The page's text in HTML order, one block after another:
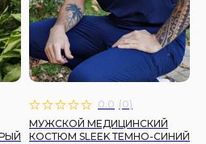
0.0 (0)
МУЖСКОЙ МЕДИЦИНСКИЙ
КОСТЮМ SLEEK ТЕМНО-СИНИЙ
10% на первый заказ
нашу email-рассылку —
узнавать о новинках,
и акциях.
политикой